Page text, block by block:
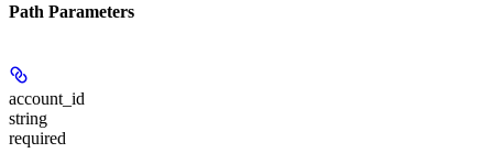
Path Parameters
account_id
string
required